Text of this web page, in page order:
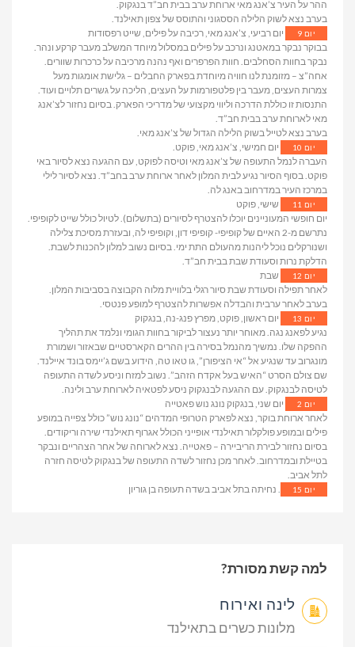
ההר על העיר צ’אנג מאי ארוחת ערב בבית חב”ד בנגקוק.
בערב נצא לשוק הלילה הססגוני והתוסס של צפון תאילנד.
יום 9
יום רביעי, צ’אנג מאי, רכיבה על פילים, שייט רפסודות
בבוקר נבקר במאטנג ונרכב על פילים במסלול מיוחד המשלב מעבר קרקע ונהר.
נבקר בחוות הסחלבים. חוות הפרפרים ואף נהנה מרכיבה על כרכרות שוורים.
אחה”צ – מזומנת לנו חוויה מיוחדת בפארק החבלים – גלישת אומגות מעל
צמרות העצים, מעבר בין פלטפורמות על העצים, הליכה על גשרים תלויים ועוד.
התנסות זו כוללת הדרכה וליווי מקצועי של מדריכי הפארק. בסיום נחזור לצ’אנג
מאי לארוחת ערב בבית חב”ד.
בערב נצא לטייל בשוק הלילה הגדול של צ’אנג מאי.
יום 10
יום חמישי, צ’אנג מאי, פוקט.
העברה לנמל התעופה של צ’אנג מאי וטיסה לפוקט, עם ההגעה נצא לסיור באי
פוקט. בסוף הסיור נגיע לבית המלון לאחר ארוחת ערב בחב”ד. נצא לסיור לילי
במרכז העיר במדרחוב באנג לה.
יום 11
שישי, פוקט
יום חופשי המעוניינים יוכלו להצטרף לסיורים (בתשלום). לטיול כולל שייט לקופיפי.
נתרשם מ-2 האיים של קופיפי- קופיפי דון, וקופיפי לה, ובעזרת מסיכת צלילה
ושנורקלים נוכל ליהנות מהעולם התת ימי. בסיום נשוב למלון להכנות לשבת.
הדלקת נרות וסעודת שבת בבית חב”ד.
יום 12
שבת
לאחר תפילה וסעודת שבת סיור רגלי בלוויית מלוה הקבוצה בסביבות המלון.
בערב לאחר ערבית והבדלה אפשרות להצטרף למופע פנטסי.
יום 13
יום ראשון, פוקט, מפרץ פנג-נה, בנגקוק
נגיע לפאנג נגה. מאוחר יותר נעצור לביקור בחוות הגומי ונלמד את תהליך
ההפקה שלו. נמשיך מהנמל בסירה בין ההרים הקארסטיים שבאזור ושמורת
מונגרוב עד שנגיע אל “אי הציפורן”, גו טאו טה, הידוע בשם ג’יימס בונד איילנד.
שם צולם הסרט “האיש בעל אקדח הזהב”. נשוב למזח וניסע לשדה התעופה
לטיסה לבנגקוק. עם ההגעה לבנגקוק ניסע לפטאיה לארוחת ערב ולינה.
יום 2
יום שני, בנגקוק נונג נוש פאטייה
לאחר ארוחת בוקר, נצא לפארק הטרופי המדהים “נונג נוש” כולל צפייה במופע
פילים ובמופע פולקלור תאילנדי אופייני הכולל אגרוף תאילנדי שירה וריקודים.
בסיום נחזור לבירת הריביירה – פאטייה. נצא לארוחה של אחר הצהריים ונבקר
בטיילת ובמדרחוב. לאחר מכן נחזור לשדה התעופה של בנגקוק לטיסה חזרה
לתל אביב.
יום 15 . נחיתה בתל אביב בשדה תעופה בן גוריון
למה קשת מסורת?
לינה ואירוח
מלונות כשרים בתאילנד